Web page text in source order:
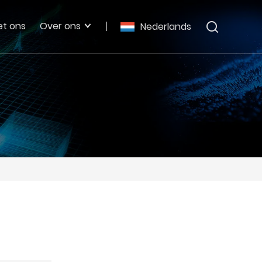
Nederlands
ons Over ons